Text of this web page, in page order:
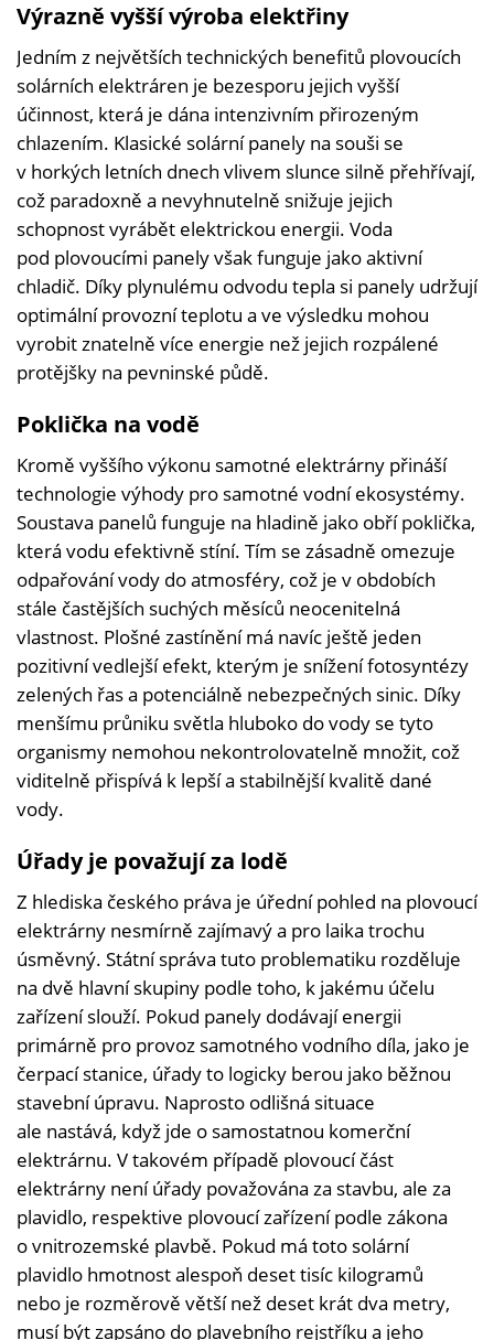
Výrazně vyšší výroba elektřiny
Jedním z největších technických benefitů plovoucích
solárních elektráren je bezesporu jejich vyšší
účinnost, která je dána intenzivním přirozeným
chlazením. Klasické solární panely na souši se
v horkých letních dnech vlivem slunce silně přehřívají,
což paradoxně a nevyhnutelně snižuje jejich
schopnost vyrábět elektrickou energii. Voda
pod plovoucími panely však funguje jako aktivní
chladič. Díky plynulému odvodu tepla si panely udržují
optimální provozní teplotu a ve výsledku mohou
vyrobit znatelně více energie než jejich rozpálené
protějšky na pevninské půdě.
Poklička na vodě
Kromě vyššího výkonu samotné elektrárny přináší
technologie výhody pro samotné vodní ekosystémy.
Soustava panelů funguje na hladině jako obří poklička,
která vodu efektivně stíní. Tím se zásadně omezuje
odpařování vody do atmosféry, což je v obdobích
stále častějších suchých měsíců neocenitelná
vlastnost. Plošné zastínění má navíc ještě jeden
pozitivní vedlejší efekt, kterým je snížení fotosyntézy
zelených řas a potenciálně nebezpečných sinic. Díky
menšímu průniku světla hluboko do vody se tyto
organismy nemohou nekontrolovatelně množit, což
viditelně přispívá k lepší a stabilnější kvalitě dané
vody.
Úřady je považují za lodě
Z hlediska českého práva je úřední pohled na plovoucí
elektrárny nesmírně zajímavý a pro laika trochu
úsměvný. Státní správa tuto problematiku rozděluje
na dvě hlavní skupiny podle toho, k jakému účelu
zařízení slouží. Pokud panely dodávají energii
primárně pro provoz samotného vodního díla, jako je
čerpací stanice, úřady to logicky berou jako běžnou
stavební úpravu. Naprosto odlišná situace
ale nastává, když jde o samostatnou komerční
elektrárnu. V takovém případě plovoucí část
elektrárny není úřady považována za stavbu, ale za
plavidlo, respektive plovoucí zařízení podle zákona
o vnitrozemské plavbě. Pokud má toto solární
plavidlo hmotnost alespoň deset tisíc kilogramů
nebo je rozměrově větší než deset krát dva metry,
musí být zapsáno do plavebního rejstříku a jeho